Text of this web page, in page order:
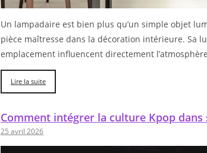
Un lampadaire est bien plus qu’un simple objet
pièce maîtresse dans la décoration intérieure. Sa
emplacement influencent directement
Lire la suite
Comment intégrer la culture Kpop dans
25 avril 2026